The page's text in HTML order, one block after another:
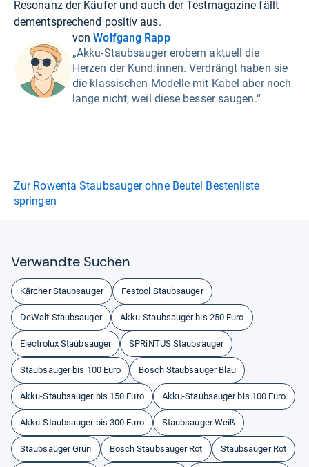
Resonanz der Käufer und auch der Testmagazine fällt
dementsprechend positiv aus.
vonWolfgang Rapp
„Akku-Staubsauger erobern aktuell die
Herzen der Kund:innen. Verdrängt haben sie
die klassischen Modelle mit Kabel aber noch
lange nicht, weil diese besser saugen.“
Zur Rowenta Staubsauger ohne Beutel Bestenliste
springen
Ver­wandte Suchen
Kärcher Staubsauger Festool Staubsauger
DeWalt Staubsauger Akku-Staubsauger bis 250 Euro
Electrolux Staubsauger SPRiNTUS Staubsauger
Staubsauger bis 100 Euro Bosch Staubsauger Blau
Akku-Staubsauger bis 150 Euro Akku-Staubsauger bis 100 Euro
Akku-Staubsauger bis 300 Euro Staubsauger Weiß
Staubsauger Grün Bosch Staubsauger Rot Staubsauger Rot